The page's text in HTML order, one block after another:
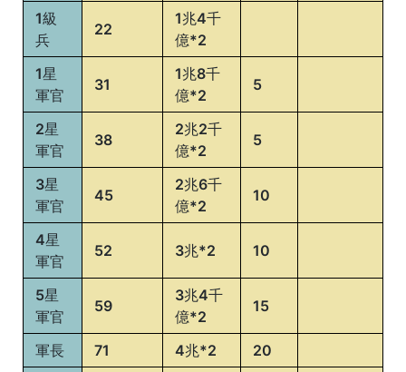
級
兵
徽
章
HP
MP
+4,000
1
星
軍
官
徽
章
MP
+6,000
攻擊
+5%
防禦
2
星
軍
官
徽
章
HP
MP
+8,000
攻擊
+10%
+10%
1級
兵
22
1兆4千
億*2
1星
軍官
31
1兆8千
億*2
5
2星
軍官
38
2兆2千
億*2
5
3星
軍官
45
2兆6千
億*2
10
4星
軍官
52 3兆*2 10
5星
軍官
59
3兆4千
億*2
15
軍長 71 4兆*2
20